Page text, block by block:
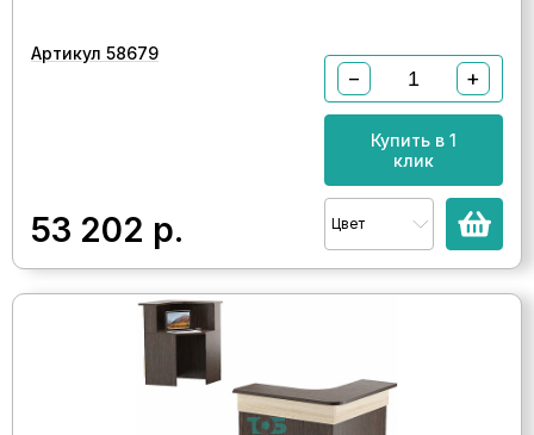
Артикул 58679
53 202 р.
− +
Купить в 1
клик
Цвет